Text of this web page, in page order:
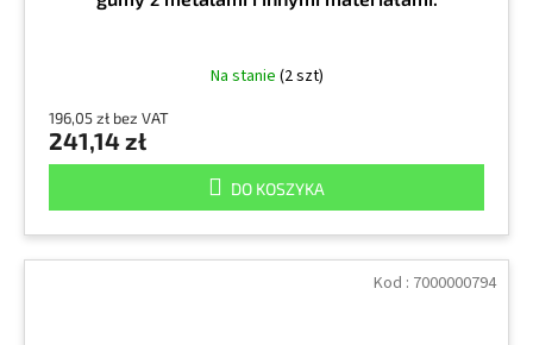
Na stanie (2 szt)
196,05 zł bez VAT
241,14 zł
DO KOSZYKA
Kod : 7000000794